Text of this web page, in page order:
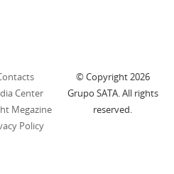
Center
Megazine
Policy
© Copyright2026
Grupo SATA. All rights
reserved.